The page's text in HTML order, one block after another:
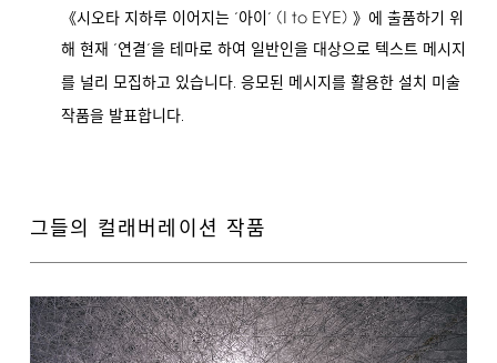
《시오타 지하루 이어지는 ‘아이’ (I to EYE) 》에 출품하기 위
해 현재 ‘연결’을 테마로 하여 일반인을 대상으로 텍스트 메시지
를 널리 모집하고 있습니다. 응모된 메시지를 활용한 설치 미술
작품을 발표합니다.
그들의 컬래버레이션 작품